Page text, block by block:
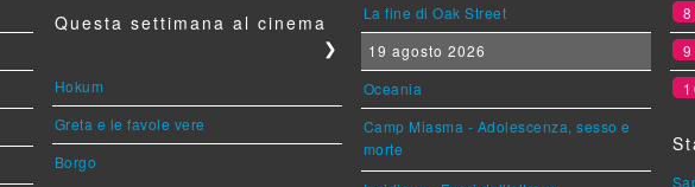
Questa settimana al cinema
❯
Hokum
Greta e le favole vere
Borgo
La fine di Oak Street
19 agosto 2026
Oceania
Camp Miasma - Adolescenza, sesso e
morte
8
9